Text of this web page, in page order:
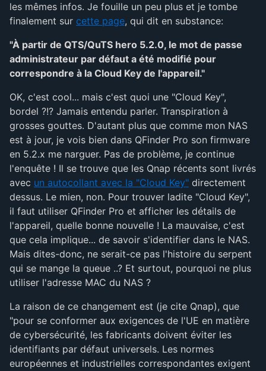
les mêmes infos. Je fouille un peu plus et je tombe
finalement sur cette page, qui dit en substance:
"À partir de QTS/QuTS hero 5.2.0, le mot de passe
administrateur par défaut a été modifié pour
correspondre à la Cloud Key de l'appareil."
OK, c'est cool... mais c'est quoi une "Cloud Key",
bordel ?!? Jamais entendu parler. Transpiration à
grosses gouttes. D'autant plus que comme mon NAS
est à jour, je vois bien dans QFinder Pro son firmware
en 5.2.x me narguer. Pas de problème, je continue
l'enquête ! Il se trouve que les Qnap récents sont livrés
avec un autocollant avec la "Cloud Key" directement
dessus. Le mien, non. Pour trouver ladite "Cloud Key",
il faut utiliser QFinder Pro et afficher les détails de
l'appareil, quelle bonne nouvelle ! La mauvaise, c'est
que cela implique... de savoir s'identifier dans le NAS.
Mais dites-donc, ne serait-ce pas l'histoire du serpent
qui se mange la queue ..? Et surtout, pourquoi ne plus
utiliser l'adresse MAC du NAS ?
La raison de ce changement est (je cite Qnap), que
"pour se conformer aux exigences de l'UE en matière
de cybersécurité, les fabricants doivent éviter les
identifiants par défaut universels. Les normes
européennes et industrielles correspondantes exigent